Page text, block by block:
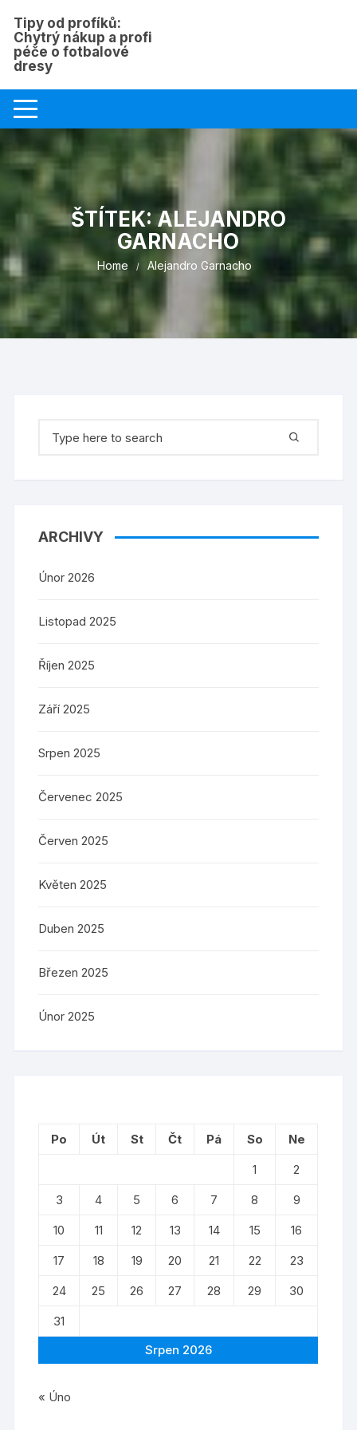
content
Tipy od profíků:
Chytrý nákup a profi
péče o fotbalové
dresy
ŠTÍTEK:ALEJANDRO
GARNACHO
Home Alejandro Garnacho
for:
ARCHIVY
Únor 2026
Listopad 2025
Říjen 2025
Září 2025
Srpen 2025
Červenec 2025
Červen 2025
Květen 2025
Duben 2025
Březen 2025
Únor 2025
Srpen 2026
Po Út St Čt Pá So
Ne
1
2
3
4 5 6 7 8
9
10
11 12 13 14 15
16
17
18 19 20 21 22
23
24
25 26 27 28 29
30
31
« Úno